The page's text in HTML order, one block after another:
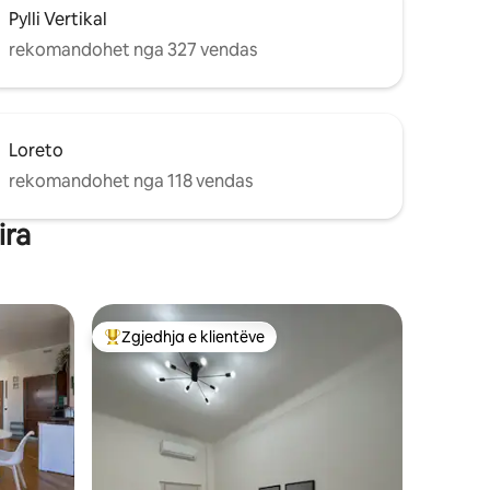
Pylli Vertikal
rekomandohet nga 327 vendas
Loreto
rekomandohet nga 118 vendas
Më të mirat e zgjedhjeve të klientëve
Zgjedhja e klientëve